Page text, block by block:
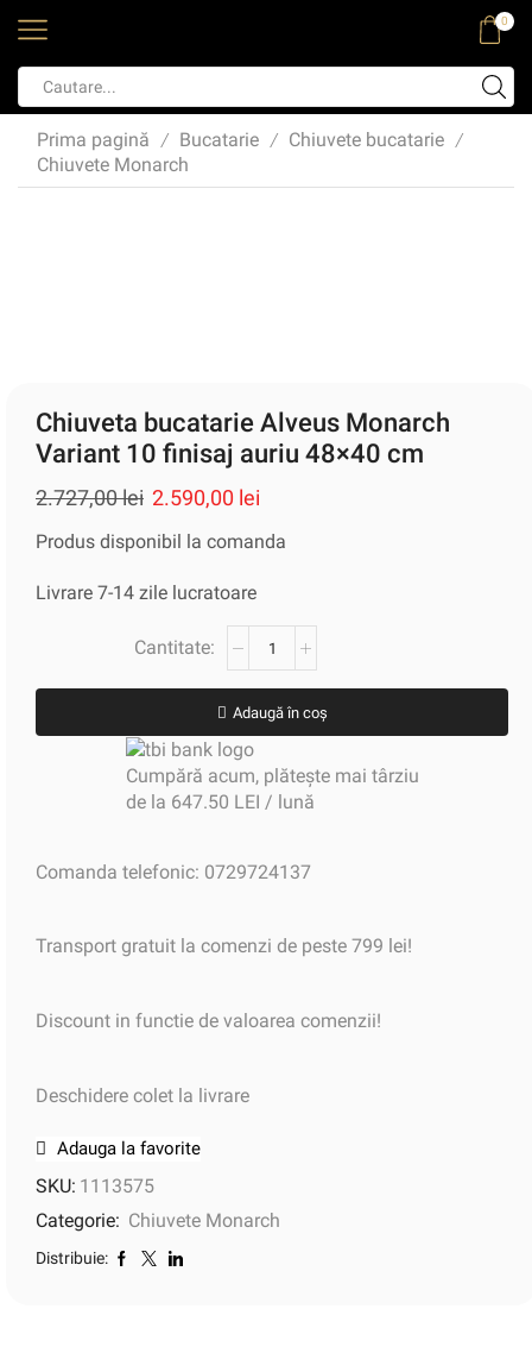
0
Prima pagină / Bucatarie / Chiuvete bucatarie /
Chiuvete Monarch
Chiuveta bucatarie Alveus Monarch
Variant 10 finisaj auriu 48×40 cm
2.727,00lei 2.590,00 lei
Produs disponibil la comanda
Livrare 7-14 zile lucratoare
Adaugă în coș
Cumpără acum, plătește mai târziu
de la 647.50 LEI / lună
Comanda telefonic: 0729724137
Transport gratuit la comenzi de peste 799 lei!
Discount in functie de valoarea comenzii!
Deschidere colet la livrare
Adauga la favorite
SKU: 1113575
Categorie: Chiuvete Monarch
Distribuie: